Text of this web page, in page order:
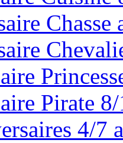
Chasse
Pirate 8/
4/7